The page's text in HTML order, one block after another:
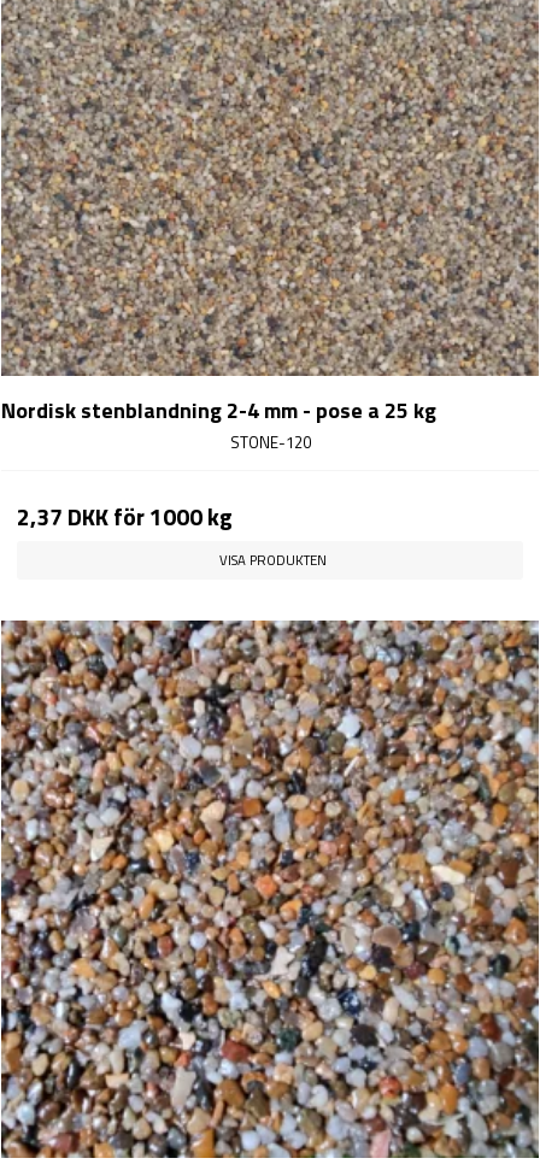
Nordisk stenblandning 2-4 mm - pose a 25 kg
STONE-120
2,37 DKKför 1000 kg
VISA PRODUKTEN